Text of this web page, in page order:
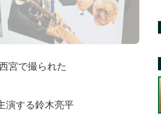
宮で撮られた
演する鈴木亮平